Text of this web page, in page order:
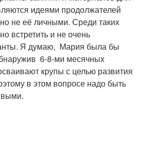
идеями продолжателей
не её личными. Среди таких
встретить и не очень
Я думаю, Мария была бы
6-8-ми месячных
крупы с целью развития
в этом вопросе надо быть